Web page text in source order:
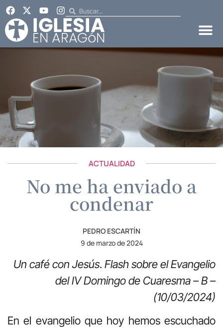
ACTUALIDAD
No me ha enviado a
condenar
PEDRO ESCARTÍN
9 de marzo de 2024
Un café con Jesús. Flash sobre el Evangelio
del IV Domingo de Cuaresma – B –
(10/03/2024)
En el evangelio que hoy hemos escuchado